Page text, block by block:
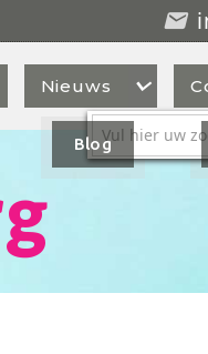

Nieuws 
Blog